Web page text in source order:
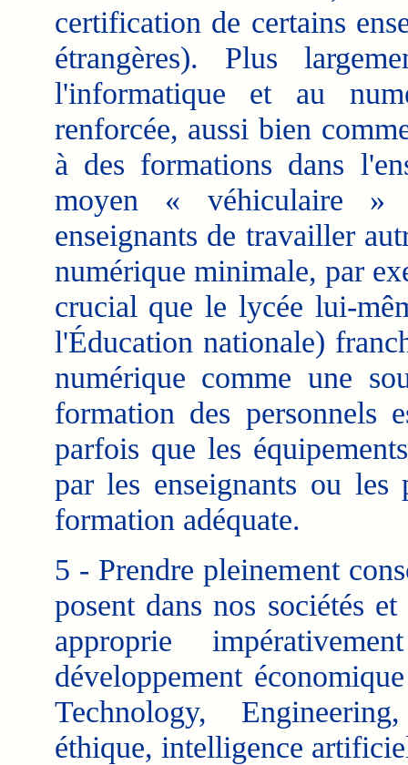
certification de certains
étrangères). Plus
l'informatique et au
renforcée, aussi bien
à des formations dans
moyen « véhiculaire »
enseignants de travailler
numérique minimale, par
crucial que le lycée lui-
l'Éducation nationale)
numérique comme une
formation des personnels
parfois que les
par les enseignants ou les
formation adéquate.
5 - Prendre pleinement
posent dans nos sociétés
approprie
développement
Technology,
éthique, intelligence